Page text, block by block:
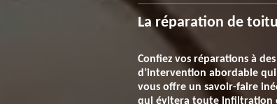
La réparation de
Confiez vos réparations à
d’intervention abordable
vous offre un savoir-faire
qui évitera toute infiltration